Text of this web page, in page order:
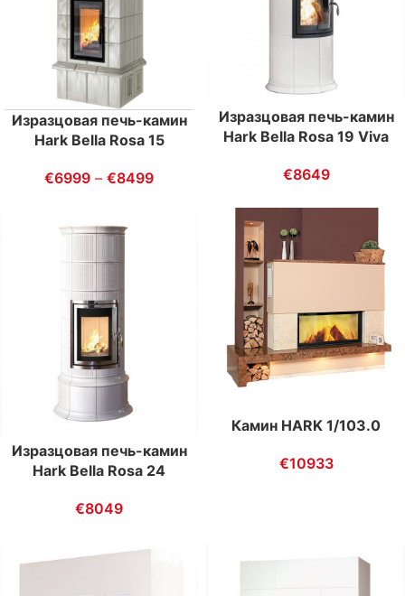
Изразцовая печь-камин
Hark Bella Rosa 15
€6999 – €8499
Изразцовая печь-камин
Hark Bella Rosa 19 Viva
€8649
Изразцовая печь-камин
Hark Bella Rosa 24
€8049
Камин HARK 1/103.0
€10933